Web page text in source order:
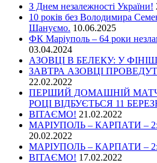
З Днем незалежності України!
10 років без Володимира
Шануємо. 10.06.2025
ФК Маріуполь – 64 роки
03.04.2024
АЗОВЦІ В БЕЛЕКУ: У
ЗАВТРА АЗОВЦІ
22.02.2022
ПЕРШИЙ ДОМАШНІЙ
РОЦІ ВІДБУЄТЬСЯ 11
ВІТАЄМО! 21.02.2022
МАРІУПОЛЬ – КАРПАТИ –
20.02.2022
МАРІУПОЛЬ – КАРПАТИ –
ВІТАЄМО! 17.02.2022